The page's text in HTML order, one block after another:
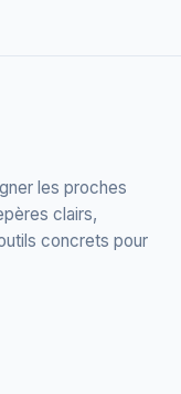
les proches
clairs,
concrets pour